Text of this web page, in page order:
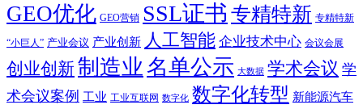
GEO优化 GEO营销 SSL证书 专精特新 专精特新
“小巨人” 产业会议 产业创新 人工智能 企业技术中心 会议会展
创业创新制造业名单公示 大数据 学术会议 学
术会议案例 工业 工业互联网 数字化 数字化转型 新能源汽车